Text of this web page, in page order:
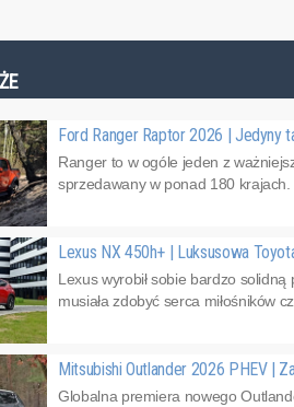
Ford Ranger Raptor 2026 | Jedyny
Ranger to w ogóle jeden z
sprzedawany w ponad 180
Lexus NX 450h+ | Luksusowa
Lexus wyrobił sobie bardzo
musiała zdobyć serca miłośników
Mitsubishi Outlander 2026 PHEV |
Globalna premiera nowego